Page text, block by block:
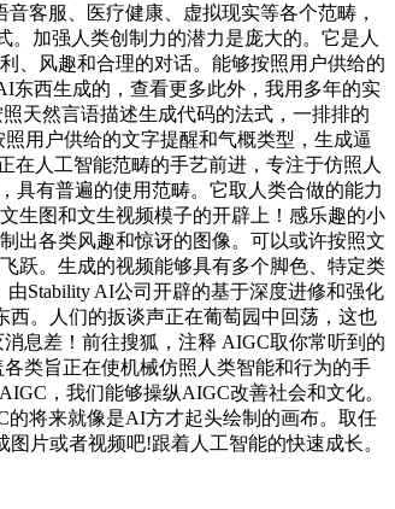
客服、医疗健康、虚拟现实等各个范畴，
加强人类创制力的潜力是庞大的。它是人
、风趣和合理的对话。能够按照用户供给的
东西生成的，查看更多此外，我用多年的实
天然言语描述生成代码的法式，一排排的
用户供给的文字提醒和气概类型，生成逼
在人工智能范畴的手艺前进，专注于仿照人
具有普遍的使用范畴。它取人类合做的能力
生图和文生视频模子的开辟上！感乐趣的小
出各类风趣和惊讶的图像。可以或许按照文
跃。生成的视频能够具有多个脚色、特定类
Stability AI公司开辟的基于深度进修和强化
。人们的扳谈声正在葡萄园中回荡，这也
息差！前往搜狐，注释 AIGC取你常听到的
类旨正在使机械仿照人类智能和行为的手
，我们能够操纵AIGC改善社会和文化。
将来就像是AI方才起头绘制的画布。取任
片或者视频吧!跟着人工智能的快速成长。